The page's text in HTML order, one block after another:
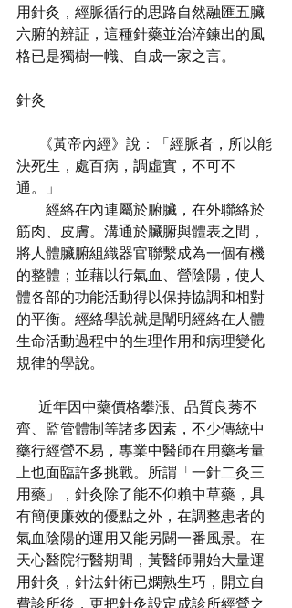
用針灸，經脈循行的思路自然融匯五臟
六腑的辨証，這種針藥並治淬鍊出的風
格已是獨樹一幟、自成一家之言。
針灸
決死生，處百病，調虛實，不可不
通。」
筋肉、皮膚。溝通於臟腑與體表之間，
將人體臟腑組織器官聯繫成為一個有機
的整體；並藉以行氣血、營陰陽，使人
體各部的功能活動得以保持協調和相對
的平衡。經絡學說就是闡明經絡在人體
生命活動過程中的生理作用和病理變化
規律的學說。
齊、監管體制等諸多因素，不少傳統中
藥行經營不易，專業中醫師在用藥考量
上也面臨許多挑戰。所謂「一針二灸三
用藥」，針灸除了能不仰賴中草藥，具
有簡便廉效的優點之外，在調整患者的
氣血陰陽的運用又能另闢一番風景。在
天心醫院行醫期間，黃醫師開始大量運
用針灸，針法針術已嫻熟生巧，開立自
費診所後，更把針灸設定成診所經營之